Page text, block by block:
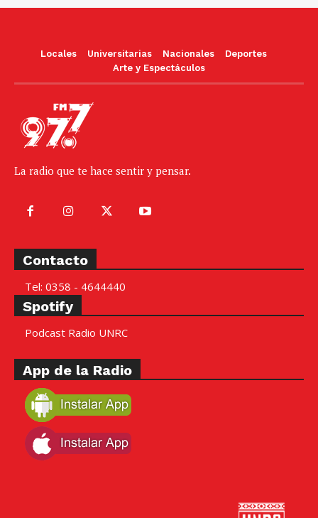
Locales Universitarias Nacionales
Deportes
Arte y Espectáculos
La radio que te hace sentir y pensar.
Contacto
Tel: 0358 - 4644440
Spotify
Podcast Radio UNRC
App de la Radio